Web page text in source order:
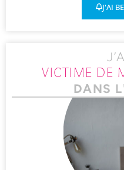
J'AI
VICTIME DE
DANS